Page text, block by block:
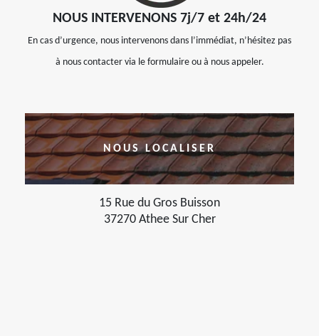
NOUS INTERVENONS 7j/7 et 24h/24
En cas d’urgence, nous intervenons dans l’immédiat, n’hésitez pas
à nous contacter via le formulaire ou à nous appeler.
NOUS LOCALISER
15 Rue du Gros Buisson
37270 Athee Sur Cher